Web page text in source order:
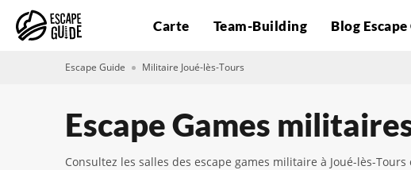
Carte Team-Building Blog Escape
Escape Guide Militaire Joué-lès-Tours
Escape Games
Consultez les salles des escape games militaire à Joué-lès-